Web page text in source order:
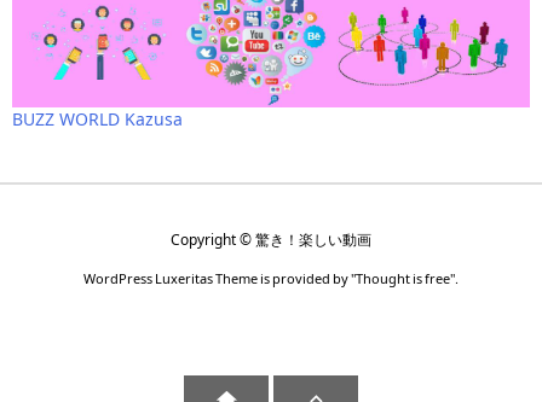
BUZZ WORLD Kazusa
Copyright ©驚き！楽しい動画
WordPress Luxeritas Theme is provided by "Thought is free".